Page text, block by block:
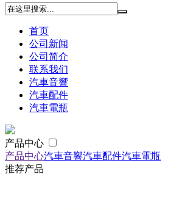
首页
公司新闻
公司简介
联系我们
汽車音響
汽車配件
汽車電瓶
产品中心
产品中心汽車音響汽車配件汽車電瓶
推荐产品